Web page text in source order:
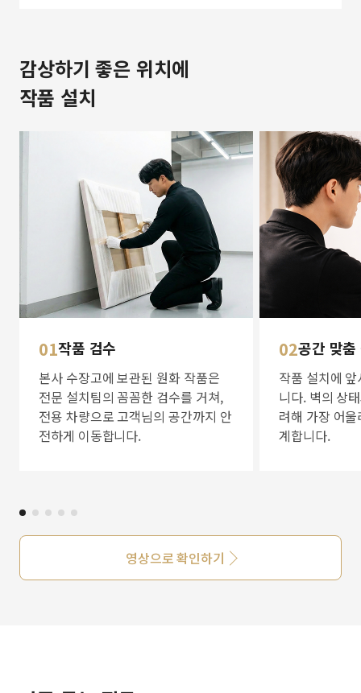
감상하기 좋은 위치에
작품 설치
01작품 검수
본사 수장고에 보관된 원화 작품은
전문 설치팀의 꼼꼼한 검수를 거쳐,
전용 차량으로 고객님의 공간까지 안
전하게 이동합니다.
02공간 맞
작품 설치에
니다. 벽의 상
려해 가장 어
계합니다.
영상으로 확인하기